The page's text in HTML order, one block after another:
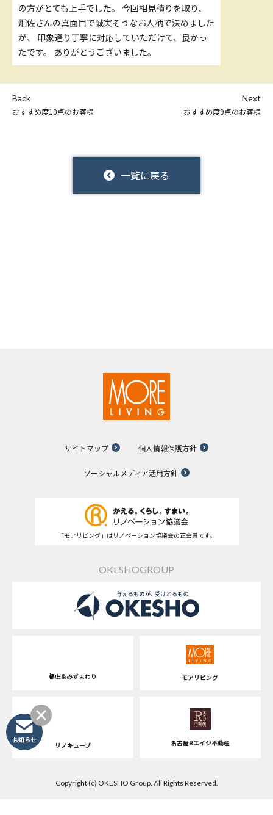
の方がとても上手でした。 今回相見積りを取り、
畑佐さんの真面目で誠実そうなお人柄で決めました
が、 印象通り丁寧に対応していただけて、良かっ
たです。 ありがとうございました。
Back
おすすめ度10点のお客様
一覧に戻る
Next
おすすめ度9点のお客様
サイトマップ 個人情報保護方針
ソーシャルメディア活用方針
「モアリビング」はリノベーション協議会の正会員です。
OKESHOGROUP
桶庄&みずまわり モアリビング
リノキューブ 名古屋Rエイジ不動産
Copyright (c) OKESHO Group. All Rights Reserved.
お知らせ